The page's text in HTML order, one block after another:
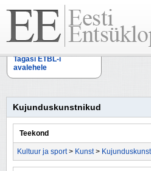
Tagasi ETBL-i
avalehele
Kujunduskunstnikud
Teekond
Kultuur ja sport> Kunst> Kujunduskunst